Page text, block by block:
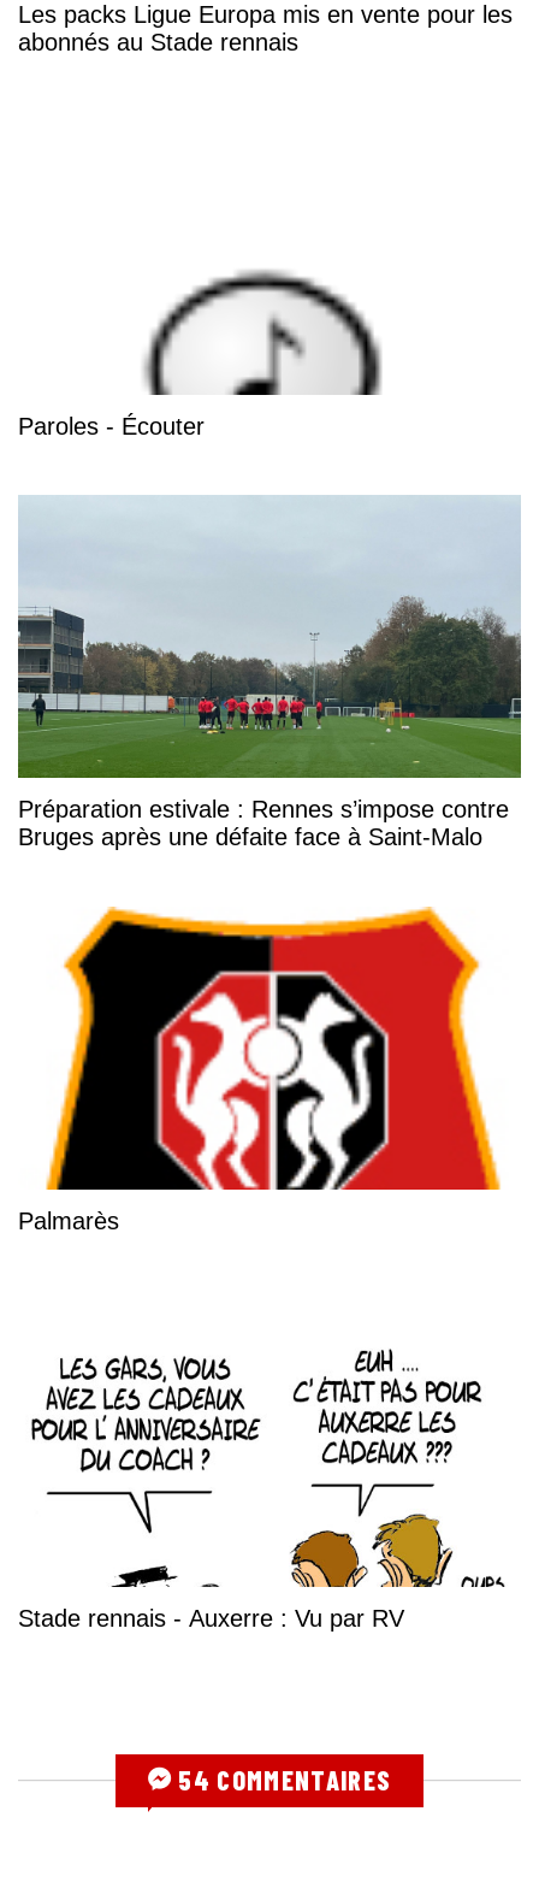
Les packs Ligue Europa mis en vente pour les
abonnés au Stade rennais
Paroles - Écouter
Préparation estivale : Rennes s’impose contre
Bruges après une défaite face à Saint-Malo
Palmarès
Stade rennais - Auxerre : Vu par RV
54 COMMENTAIRES